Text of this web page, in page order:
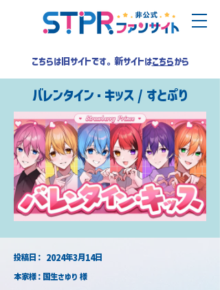
こちらは旧サイトです。新サイトはこちらから
バレンタイン・キッス / すとぷり
2024年3月14日
​投稿日：
本家様：国生さゆり 様